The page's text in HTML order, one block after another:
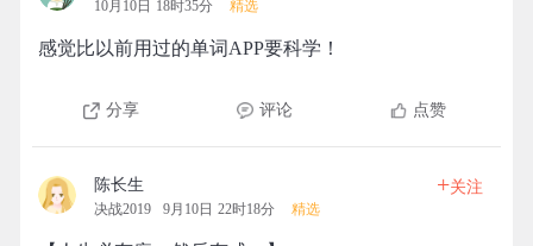
10月10日 18时35分 精选
感觉比以前用过的单词APP要科学！
分享 评论 点赞
陈长生
决战2019 9月10日 22时18分 精选
+关注